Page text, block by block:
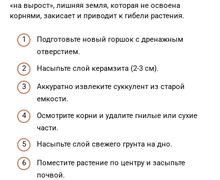
«на вырост», лишняя земля, которая не освоена
корнями, закисает и приводит к гибели растения.
Подготовьте новый горшок с дренажным
отверстием.
Насыпьте слой керамзита (2-3 см).
Аккуратно извлеките суккулент из старой
емкости.
Осмотрите корни и удалите гнилые или сухие
части.
Насыпьте слой свежего грунта на дно.
Поместите растение по центру и засыпьте
почвой.